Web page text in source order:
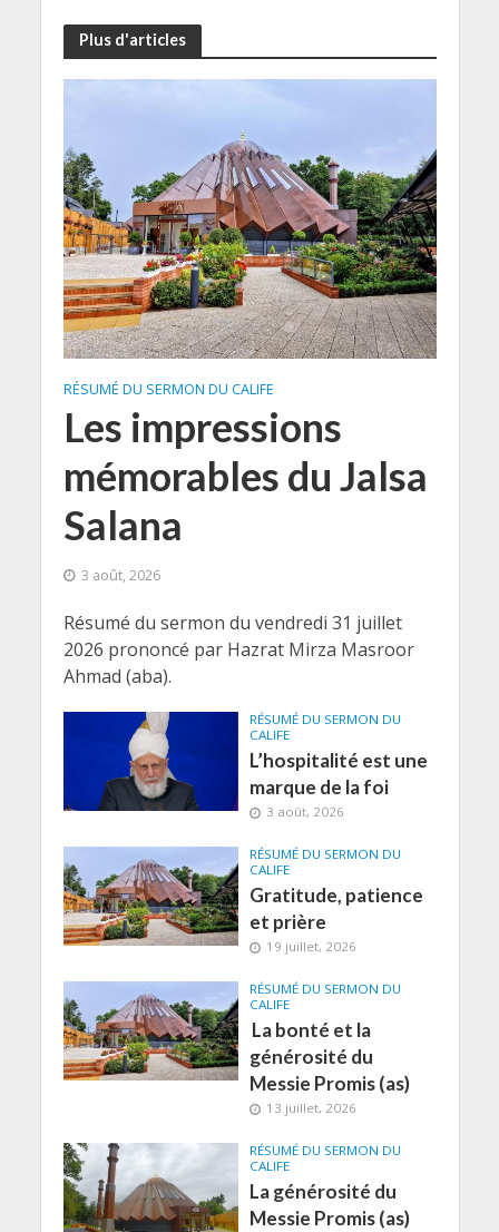
Plus d'articles
RÉSUMÉ DU SERMON DU CALIFE
Les impressions
mémorables du Jalsa
Salana
3 août, 2026
Résumé du sermon du vendredi 31 juillet
2026 prononcé par Hazrat Mirza Masroor
Ahmad (aba).
RÉSUMÉ DU SERMON DU
CALIFE
L’hospitalité est une
marque de la foi
3 août, 2026
RÉSUMÉ DU SERMON DU
CALIFE
Gratitude, patience
et prière
19 juillet, 2026
RÉSUMÉ DU SERMON DU
CALIFE
La bonté et la
générosité du
Messie Promis (as)
13 juillet, 2026
RÉSUMÉ DU SERMON DU
CALIFE
La générosité du
Messie Promis (as)